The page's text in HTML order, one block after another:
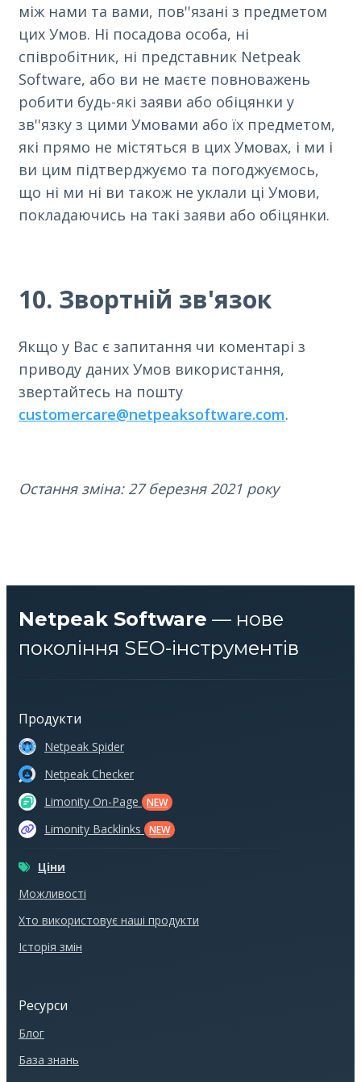
між нами та вами, пов''язані з предметом
цих Умов. Ні посадова особа, ні
співробітник, ні представник Netpeak
Software, або ви не маєте повноважень
робити будь-які заяви або обіцянки у
зв''язку з цими Умовами або їх предметом,
які прямо не містяться в цих Умовах, і ми і
ви цим підтверджуємо та погоджуємось,
що ні ми ні ви також не уклали ці Умови,
покладаючись на такі заяви або обіцянки.
10. Звортній зв'язок
Якщо у Вас є запитання чи коментарі з
приводу даних Умов використання,
звертайтесь на пошту
customercare@netpeaksoftware.com.
Остання зміна: 27 березня 2021 року
Netpeak Software — нове
покоління SEO-інструментів
Продукти
Netpeak Spider
Netpeak Checker
Limonity On-Page
NEW
Limonity Backlinks NEW
Ціни
Можливості
Хто використовує наші продукти
Історія змін
Ресурси
Блог
База знань